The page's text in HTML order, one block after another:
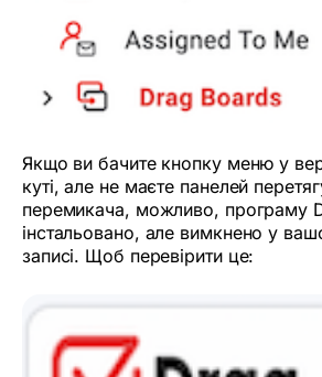
Якщо ви бачите кнопку меню у
куті, але не маєте панелей
перемикача, можливо, програму
інстальовано, але вимкнено у
записі. Щоб перевірити це: